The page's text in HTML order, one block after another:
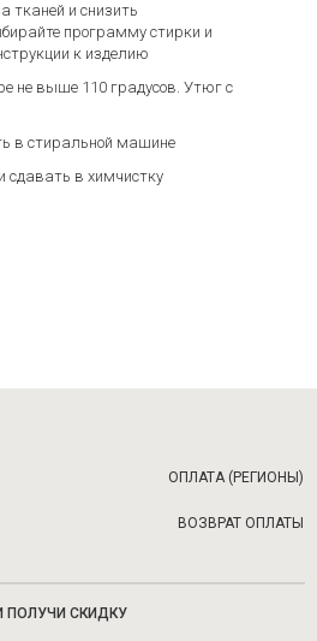
тканей и снизить
программу стирки и
к изделию
не выше 110 градусов. Утюг с
в стиральной машине
сдавать в химчистку
ОПЛАТА (РЕГИОНЫ)
ВОЗВРАТ ОПЛАТЫ
ПОЛУЧИ СКИДКУ